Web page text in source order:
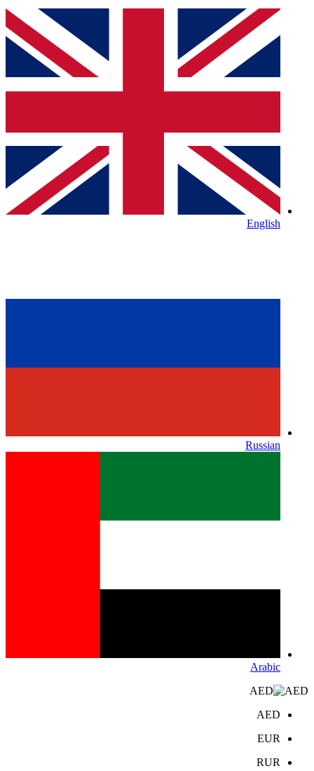
English
Russian
Arabic
AED
AED
EUR
RUR